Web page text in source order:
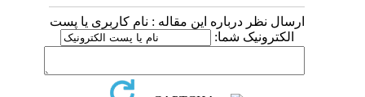
ارسال نظر درباره این مقاله : نام کاربری یا پست
الکترونیک شما: